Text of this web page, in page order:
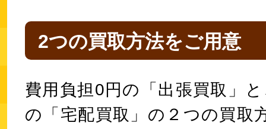
2つの買取方法をご用意
費用負担0円の「出張買取」
の「宅配買取」の２つの買取